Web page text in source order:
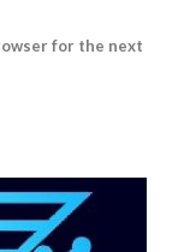
for the next